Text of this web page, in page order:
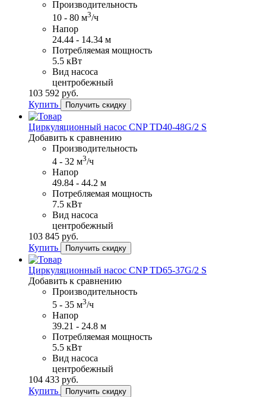
Производительность
10 - 80 м3/ч
Напор
24.44 - 14.34 м
Потребляемая мощность
5.5 кВт
Вид насоса
центробежный
103​ 592 руб.
Купить
Получить скидку
Циркуляционный насос CNP TD40-48G/2 S
Добавить к сравнению
Производительность
4 - 32 м3/ч
Напор
49.84 - 44.2 м
Потребляемая мощность
7.5 кВт
Вид насоса
центробежный
103​ 845 руб.
Купить
Получить скидку
Циркуляционный насос CNP TD65-37G/2 S
Добавить к сравнению
Производительность
5 - 35 м3/ч
Напор
39.21 - 24.8 м
Потребляемая мощность
5.5 кВт
Вид насоса
центробежный
104​ 433 руб.
Купить
Получить скидку